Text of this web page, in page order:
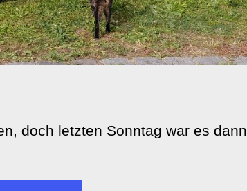
doch letzten Sonntag war es dann